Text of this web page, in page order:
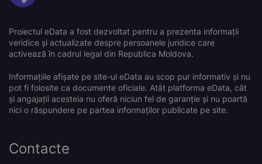
Proiectul eData a fost dezvoltat pentru a prezenta informații
veridice și actualizate despre persoanele juridice care
activează în cadrul legal din Republica Moldova.
Informațiile afișate pe site-ul eData au scop pur informativ și nu
pot fi folosite ca documente oficiale. Atât platforma eData, cât
și angajații acesteia nu oferă niciun fel de garanție și nu poartă
nici o răspundere pe partea informaților publicate pe site.
Contacte